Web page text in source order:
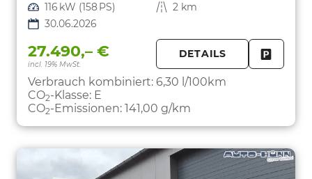
Leistung 116 kW (158 PS) Kilometerstand 2 km
30.06.2026
27.490,– €
incl. 19% MwSt.
DETAILS
Verbrauch kombiniert: 6,30 l/100km
CO2-Klasse: E
CO2-Emissionen: 141,00 g/km